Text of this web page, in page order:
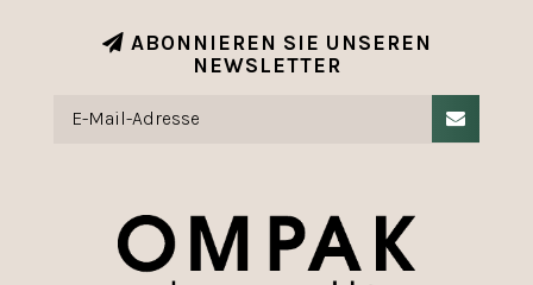
ABONNIEREN SIE UNSEREN
NEWSLETTER